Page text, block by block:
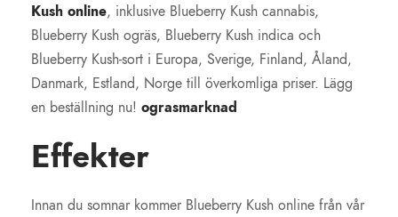
Kush online, inklusive Blueberry Kush cannabis,
Blueberry Kush ogräs, Blueberry Kush indica och
Blueberry Kush-sort i Europa, Sverige, Finland, Åland,
Danmark, Estland, Norge till överkomliga priser. Lägg
en beställning nu! ograsmarknad
Effekter
Innan du somnar kommer Blueberry Kush online från vår